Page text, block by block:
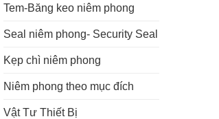
Tem-Băng keo niêm phong
Seal niêm phong- Security Seal
Kẹp chì niêm phong
Niêm phong theo mục đích
Vật Tư Thiết Bị